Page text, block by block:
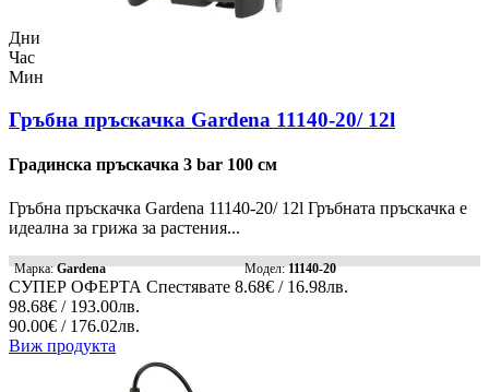
Дни
Час
Мин
Гръбна пръскачка Gardena 11140-20/ 12l
Градинска пръскачка 3 bar 100 см
Гръбна пръскачка Gardena 11140-20/ 12l Гръбната пръскачка е
идеална за грижа за растения...
Марка:Gardena Модел:11140-20
СУПЕР ОФЕРТА Спестявате 8.68€ / 16.98лв.
98.68€ / 193.00лв.
90.00€ / 176.02лв.
Виж продукта